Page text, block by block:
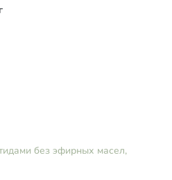
без эфирных масел,